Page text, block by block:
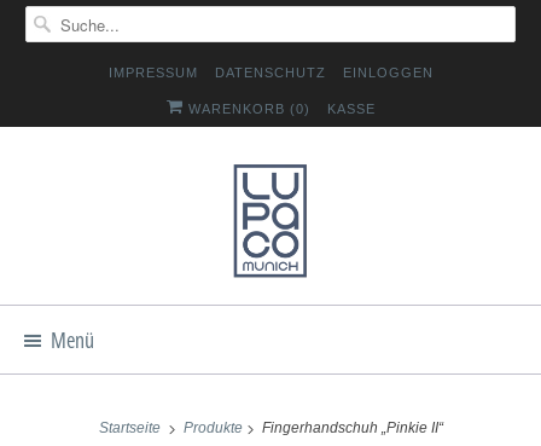
IMPRESSUM DATENSCHUTZ EINLOGGEN
WARENKORB (0) KASSE
Menü
Startseite Produkte Fingerhandschuh „Pinkie II“